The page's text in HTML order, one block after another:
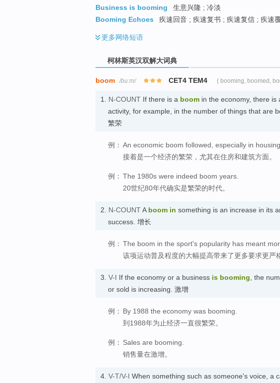
Business is booming
生意兴隆 ; 冷淡
Booming Echoes
疾速回音 ; 疾速复书 ; 疾速复信 ; 疾速
更多网络短语
柯林斯英汉双解大词典
boom /buːm/ CET4 TEM4 ( booming, boomed,
1. N-COUNT If there is a boom in the economy, there is
activity, for example, in the number of things that are
繁荣
例： An economic boom followed, especially in
接着是一个经济的繁荣，尤其在住房和建筑方面。
例： The 1980s were indeed boom years.
20世纪80年代确实是繁荣的时代。
2. N-COUNTA boom in something is an increase in its
success. 增长
例： The boom in the sport's popularity has meant
该项运动普及程度的大幅提高带来了更多要求更严
3. V-I If the economy or a business is booming , the
or sold is increasing. 激增
例： By 1988 the economy was booming.
到1988年为止经济一直很繁荣。
例： Sales are booming.
销售量在激增。
4. V-T/V-I When something such as someone's voice, a